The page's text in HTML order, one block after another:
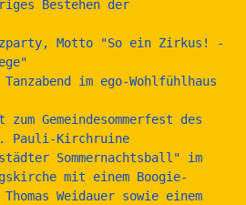
Bestehen der
Motto "So ein Zirkus! -
im ego-Wohlfühlhaus
Gemeindesommerfest des
Pauli-Kirchruine
Sommernachtsball" im
mit einem Boogie-
Weidauer sowie einem